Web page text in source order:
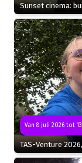
Sunset cinema:
Van 8 juli 2026 tot
TAS-Venture